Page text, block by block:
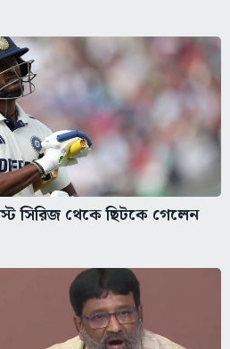
সিরিজ থেকে ছিটকে গেলেন